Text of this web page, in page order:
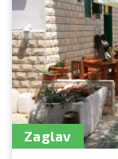
Zaglav